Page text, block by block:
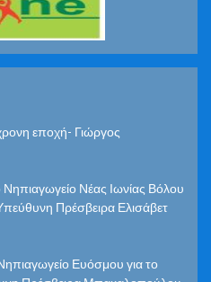
εποχή- Γιώργος
Νέας Ιωνίας Βόλου
Πρέσβειρα Ελισάβετ
Ευόσμου για το